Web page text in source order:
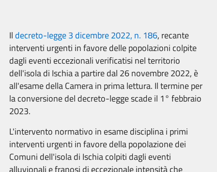
Il decreto-legge 3 dicembre 2022, n. 186, recante
interventi urgenti in favore delle popolazioni colpite
dagli eventi eccezionali verificatisi nel territorio
dell'isola di Ischia a partire dal 26 novembre 2022, è
all'esame della Camera in prima lettura. Il termine per
la conversione del decreto-legge scade il 1° febbraio
2023.
L'intervento normativo in esame disciplina i primi
interventi urgenti in favore della popolazione dei
Comuni dell'isola di Ischia colpiti dagli eventi
alluvionali e franosi di eccezionale intensità che